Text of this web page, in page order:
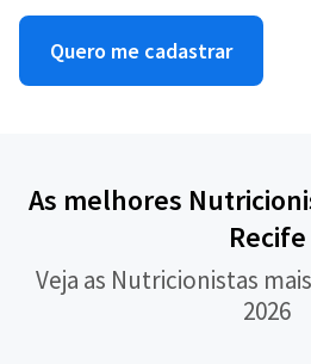
Quero me cadastrar
As melhores
Recife
Veja as Nutricionistas
2026